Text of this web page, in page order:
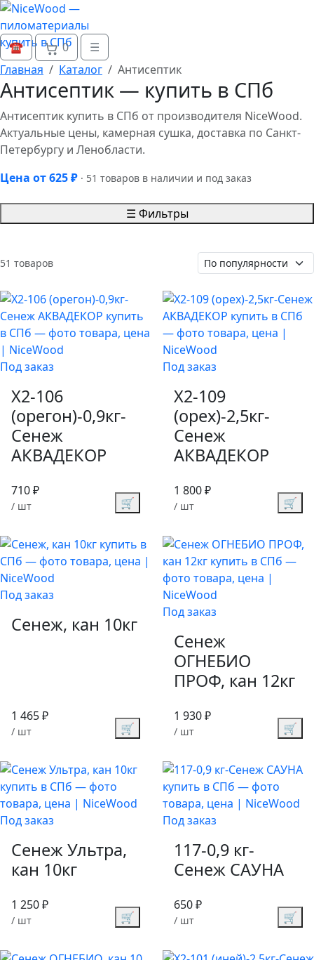
☎ 0
☰
Главная
Каталог Антисептик
Антисептик — купить в СПб
Антисептик купить в СПб от производителя NiceWood.
Актуальные цены, камерная сушка, доставка по Санкт-
Петербургу и Ленобласти.
Цена от 625 ₽ · 51 товаров в наличии и под заказ
☰ Фильтры
51 товаров
Под заказ
X2-106
(орегон)-0,9кг-
Сенеж
АКВАДЕКОР
710 ₽
/ шт 🛒
Под заказ
X2-109
(орех)-2,5кг-
Сенеж
АКВАДЕКОР
1 800 ₽
/ шт 🛒
Под заказ
Сенеж, кан 10кг
1 465 ₽
/ шт 🛒
Под заказ
Сенеж
ОГНЕБИО
ПРОФ, кан 12кг
1 930 ₽
/ шт 🛒
Под заказ
Сенеж Ультра,
кан 10кг
1 250 ₽
/ шт 🛒
Под заказ
117-0,9 кг-
Сенеж САУНА
650 ₽
/ шт 🛒